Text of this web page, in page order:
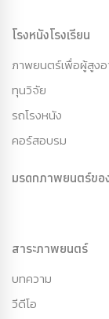
โรงหนังโรงเรียน
ภาพยนตร์เพื่อผู้สูงอ
ทุนวิจัย
รถโรงหนัง
คอร์สอบรม
มรดกภาพยนตร์ขอ
สาระภาพยนตร์
บทความ
วีดีโอ